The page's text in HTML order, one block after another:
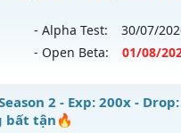
- Alpha Test: 30/07/
- Open Beta: 01/08/
100%, Không Custom
2 - Exp: 200x -
bất tận🔥